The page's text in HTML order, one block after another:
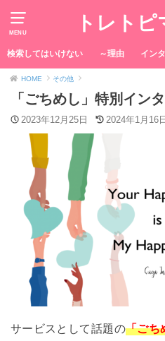
MENU トレト
検索してはいけない ～理由 イン
HOME その他
「ごちめし」特別イン
2023年12月25日 2024年1月16日
サービスとして話題の「ごち